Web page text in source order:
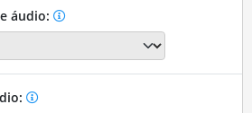
áudio: